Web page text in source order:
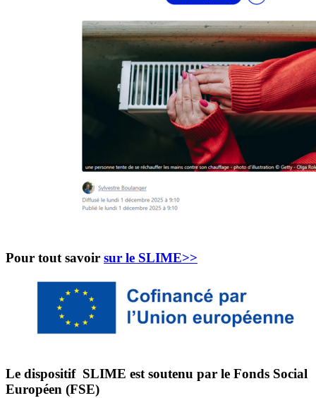
Pour tout savoir sur le SLIME>>
Le dispositif SLIME est soutenu par le Fonds Social
Européen (FSE)